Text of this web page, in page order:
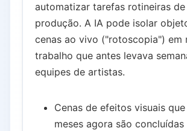
automatizar tarefas rotineiras
produção. A IA pode isolar
cenas ao vivo ("rotoscopia") em
trabalho que antes levava
equipes de artistas.
Cenas de efeitos visuais
meses agora são concluídas